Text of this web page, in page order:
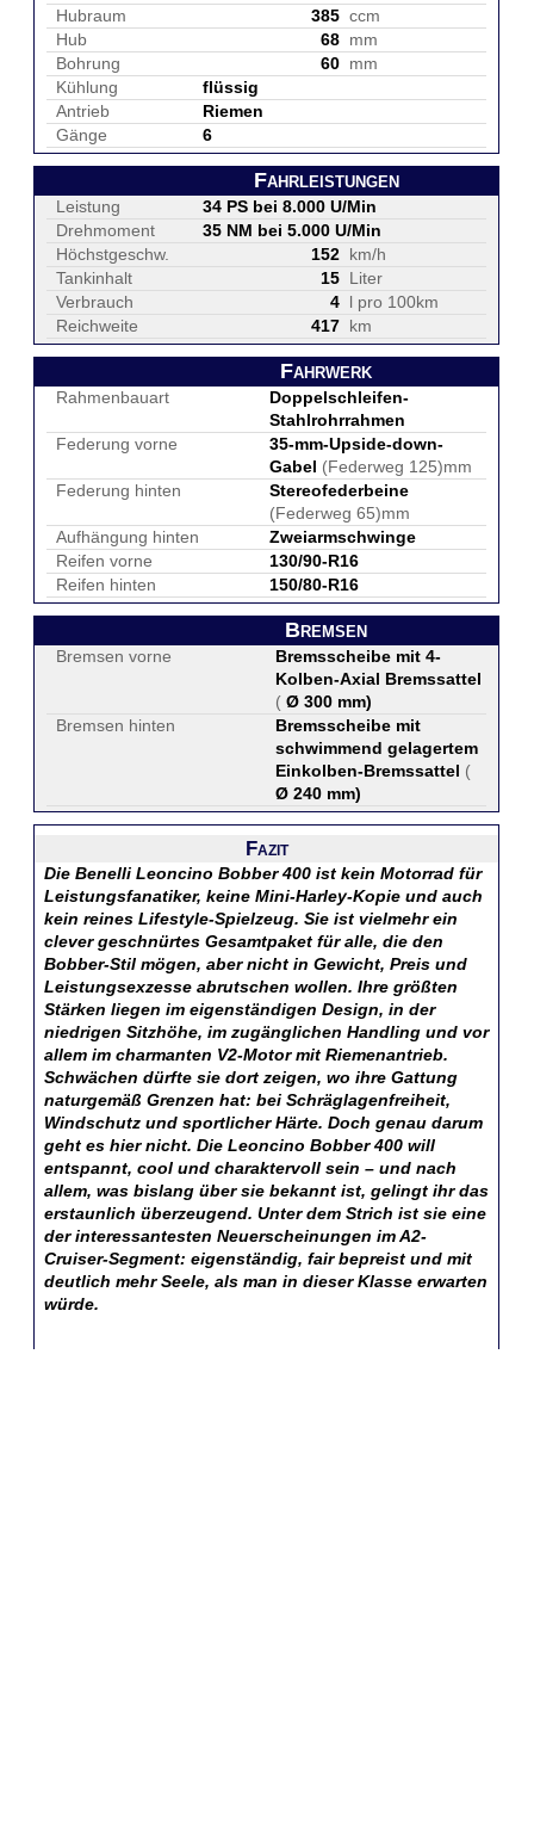
Hubraum
385 ccm
Hub
68 mm
Bohrung
60 mm
Kühlung
flüssig
Antrieb
Riemen
Gänge
6
Fahrleistungen
Leistung
34 PS bei 8.000 U/Min
Drehmoment
35 NM bei 5.000 U/Min
Höchstgeschw.
152 km/h
Tankinhalt
15 Liter
Verbrauch
4 l pro 100km
Reichweite
417 km
Fahrwerk
Rahmenbauart
Doppelschleifen-
Stahlrohrrahmen
Federung vorne
35-mm-Upside-down-
Gabel (Federweg 125)mm
Federung hinten
Stereofederbeine
(Federweg 65)mm
Aufhängung hinten
Zweiarmschwinge
Reifen vorne
130/90-R16
Reifen hinten
150/80-R16
Bremsen
Bremsen vorne
Bremsscheibe mit 4-
Kolben-Axial Bremssattel
( Ø 300 mm)
Bremsen hinten
Bremsscheibe mit
schwimmend gelagertem
Einkolben-Bremssattel (
Ø 240 mm)
Fazit
Die Benelli Leoncino Bobber 400 ist kein Motorrad für
Leistungsfanatiker, keine Mini-Harley-Kopie und auch
kein reines Lifestyle-Spielzeug. Sie ist vielmehr ein
clever geschnürtes Gesamtpaket für alle, die den
Bobber-Stil mögen, aber nicht in Gewicht, Preis und
Leistungsexzesse abrutschen wollen. Ihre größten
Stärken liegen im eigenständigen Design, in der
niedrigen Sitzhöhe, im zugänglichen Handling und vor
allem im charmanten V2-Motor mit Riemenantrieb.
Schwächen dürfte sie dort zeigen, wo ihre Gattung
naturgemäß Grenzen hat: bei Schräglagenfreiheit,
Windschutz und sportlicher Härte. Doch genau darum
geht es hier nicht. Die Leoncino Bobber 400 will
entspannt, cool und charaktervoll sein – und nach
allem, was bislang über sie bekannt ist, gelingt ihr das
erstaunlich überzeugend. Unter dem Strich ist sie eine
der interessantesten Neuerscheinungen im A2-
Cruiser-Segment: eigenständig, fair bepreist und mit
deutlich mehr Seele, als man in dieser Klasse erwarten
würde.